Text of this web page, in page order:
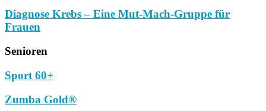
Diagnose Krebs – Eine Mut-Mach-Gruppe für
Frauen
Senioren
Sport 60+
Zumba Gold®